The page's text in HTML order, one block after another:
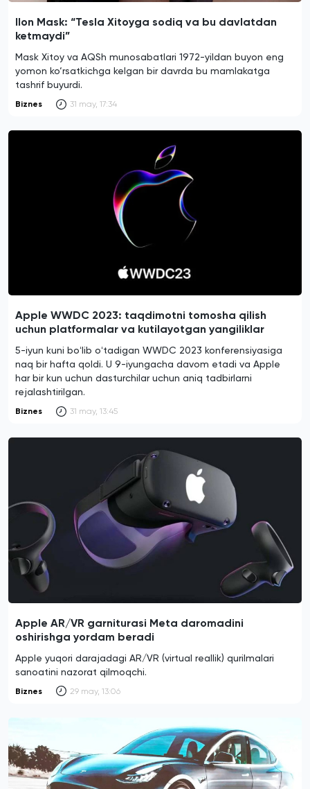
Ilon Mask: “Tesla Xitoyga sodiq va bu davlatdan
ketmaydi”
Mask Xitoy va AQSh munosabatlari 1972-yildan buyon eng
yomon ko‘rsatkichga kelgan bir davrda bu mamlakatga
tashrif buyurdi.
Biznes 31 may, 17:34
Apple WWDC 2023: taqdimotni tomosha qilish
uchun platformalar va kutilayotgan yangiliklar
5-iyun kuni boʻlib oʻtadigan WWDC 2023 konferensiyasiga
naq bir hafta qoldi. U 9-iyungacha davom etadi va Apple
har bir kun uchun dasturchilar uchun aniq tadbirlarni
rejalashtirilgan.
Biznes 31 may, 13:45
Apple AR/VR garniturasi Meta daromadini
oshirishga yordam beradi
Apple yuqori darajadagi AR/VR (virtual reallik) qurilmalari
sanoatini nazorat qilmoqchi.
Biznes 29 may, 13:06